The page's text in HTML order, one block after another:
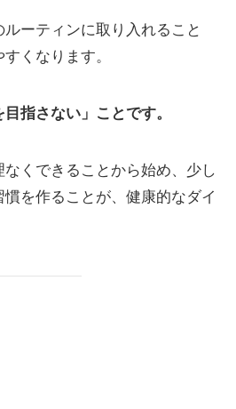
ーティンに取り入れること
くなります。
指さない」ことです。
くできることから始め、少し
を作ることが、健康的なダイ